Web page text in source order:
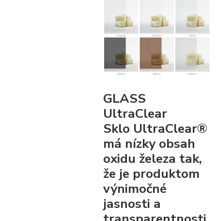
GLASS
UltraClear
Sklo UltraClear®
má nízky obsah
oxidu železa tak,
že je produktom
výnimočné
jasnosti a